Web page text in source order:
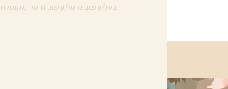
בית/עיצוב גרפי/עיצוב גרפי_מקופלת1